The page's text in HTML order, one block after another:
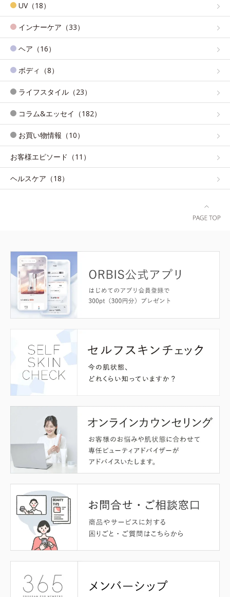
UV（18）
インナーケア（33）
ヘア（16）
ボディ（8）
ライフスタイル（23）
コラム&エッセイ（182）
お買い物情報（10）
お客様エピソード（11）
ヘルスケア（18）